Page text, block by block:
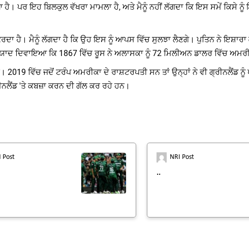
ਪਰ ਇਹ ਬਿਲਕੁਲ ਵੱਖਰਾ ਮਾਮਲਾ ਹੈ, ਅਤੇ ਮੈਨੂੰ ਨਹੀਂ ਲੱਗਦਾ ਕਿ ਇਸ ਸਮੇਂ ਕਿਸੇ ਨੂੰ
ਹੈ। ਮੈਨੂੰ ਲੱਗਦਾ ਹੈ ਕਿ ਉਹ ਇਸ ਨੂੰ ਆਪਸ ਵਿੱਚ ਸੁਲਝਾ ਲੈਣਗੇ। ਪੁਤਿਨ ਨੇ ਇਸ਼ਾਰਾ
ਦਿਵਾਇਆ ਕਿ 1867 ਵਿੱਚ ਰੂਸ ਨੇ ਅਲਾਸਕਾ ਨੂੰ 72 ਮਿਲੀਅਨ ਡਾਲਰ ਵਿੱਚ
ਵਿੱਚ ਜਦੋਂ ਟਰੰਪ ਅਮਰੀਕਾ ਦੇ ਰਾਸ਼ਟਰਪਤੀ ਸਨ ਤਾਂ ਉਨ੍ਹਾਂ ਨੇ ਵੀ ਗ੍ਰੀਨਲੈਂਡ ਨੂੰ
'ਤੇ ਕਬਜ਼ਾ ਕਰਨ ਦੀ ਗੱਲ ਕਰ ਰਹੇ ਹਨ।
Post NRI Post
..